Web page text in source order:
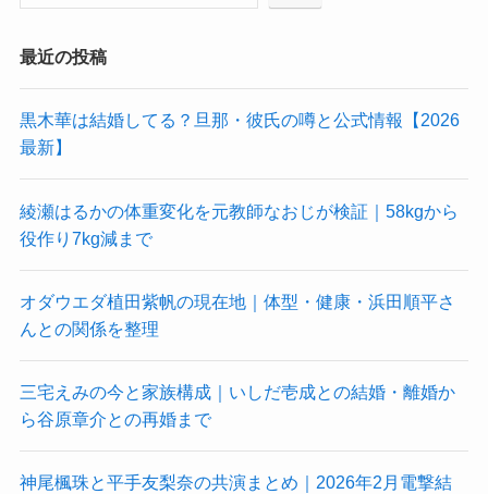
最近の投稿
黒木華は結婚してる？旦那・彼氏の噂と公式情報【2026
最新】
綾瀬はるかの体重変化を元教師なおじが検証｜58kgから
役作り7kg減まで
オダウエダ植田紫帆の現在地｜体型・健康・浜田順平さ
んとの関係を整理
三宅えみの今と家族構成｜いしだ壱成との結婚・離婚か
ら谷原章介との再婚まで
神尾楓珠と平手友梨奈の共演まとめ｜2026年2月電撃結